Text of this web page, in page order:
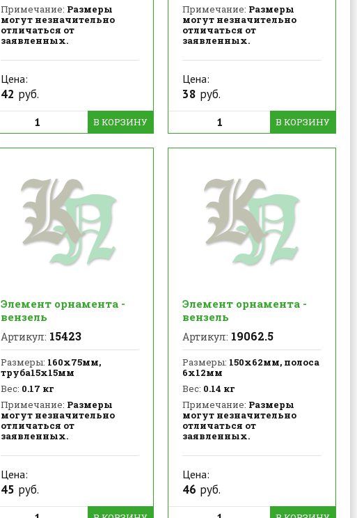
Примечание: Размеры
могут незначительно
отличаться от
заявленных.
Цена:
42 руб.
В КОРЗИНУ
Примечание: Размеры
могут незначительно
отличаться от
заявленных.
Цена:
38 руб.
В КОРЗИНУ
Элемент орнамента -
вензель
Артикул: 15423
Размеры: 160х75мм,
труба15х15мм
Вес: 0.17 кг
Примечание: Размеры
могут незначительно
отличаться от
заявленных.
Цена:
45 руб.
Элемент орнамента -
вензель
Артикул: 19062.5
Размеры: 150х62мм, полоса
6х12мм
Вес: 0.14 кг
Примечание: Размеры
могут незначительно
отличаться от
заявленных.
Цена:
46 руб.